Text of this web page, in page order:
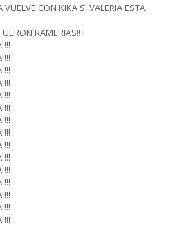
CON KIKA SI VALERIA ESTA
RAMERIAS!!!!